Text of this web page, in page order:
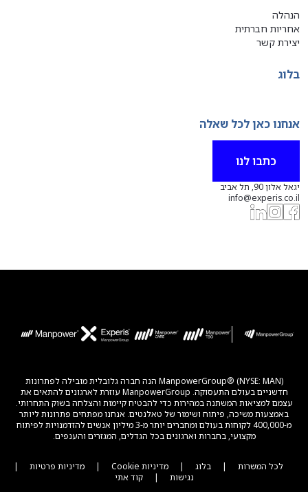
הנהלה
אחריות חברתית
יצירת קשר
בלוג
אנחנו כאן לכל שאלה
כתבו לנו
יגאל אלון 90, תל אביב
info@experis.co.il
ManpowerGroup® (NYSE: MAN) הנה חברה גלובלית מובילה לפתרונות
חדשניים בעולם התעסוקה. ManpowerGroup עוזרת לארגונים להתאים את
עצמם למציאות המשתנה במהירות כדי להבטיח קיימות והצלחה בשוק התחרותי.
באמצעות משיכה, פיתוח ושימור של טאלנטים. אנחנו מפתחים פתרונות ליותר
מ-400,000 לקוחות בעולם ומחברים יותר מ-3 מיליון אנשים להזדמנויות לפיתוח
מקצועי, בחברות וארגונים בכל הגדלים, המגזרים והענפים.
לכל המשרות | בלוג | מדיניות Cookie | מדיניות פרטיות
|
נגישות
| קוד אתי